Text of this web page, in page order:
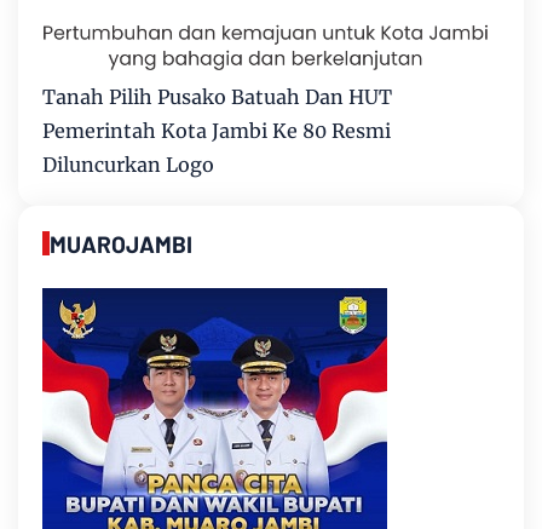
Tanah Pilih Pusako Batuah Dan HUT
Pemerintah Kota Jambi Ke 80 Resmi
Diluncurkan Logo
MUAROJAMBI